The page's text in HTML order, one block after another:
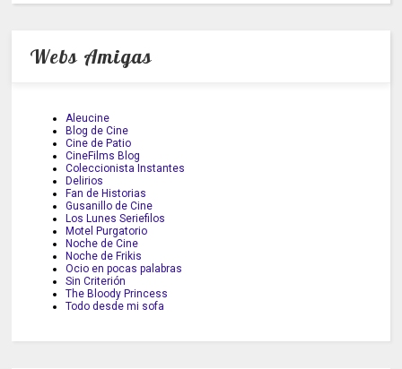
Webs Amigas
Aleucine
Blog de Cine
Cine de Patio
CineFilms Blog
Coleccionista Instantes
Delirios
Fan de Historias
Gusanillo de Cine
Los Lunes Seriefilos
Motel Purgatorio
Noche de Cine
Noche de Frikis
Ocio en pocas palabras
Sin Criterión
The Bloody Princess
Todo desde mi sofa